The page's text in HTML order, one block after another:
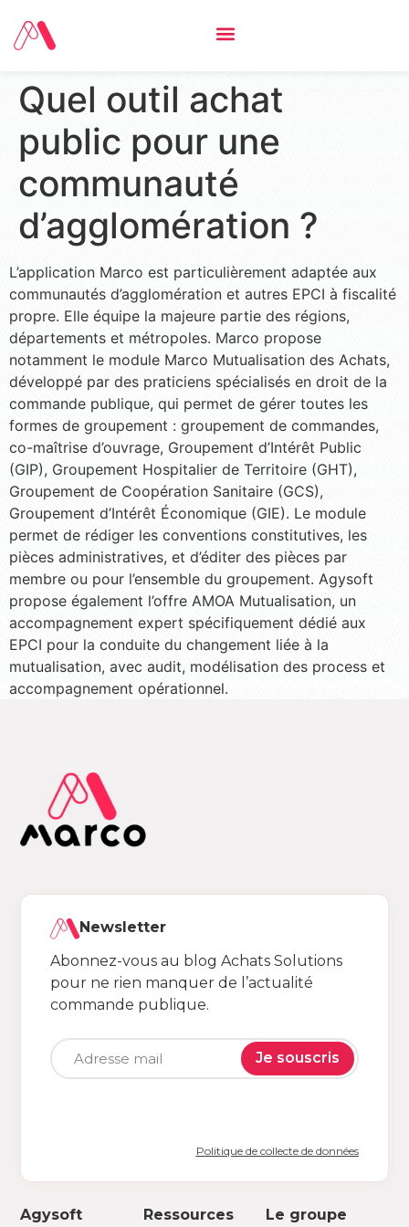
Quel outil achat
public pour une
communauté
d’agglomération ?
L’application Marco est particulièrement adaptée aux
communautés d’agglomération et autres EPCI à fiscalité
propre. Elle équipe la majeure partie des régions,
départements et métropoles. Marco propose
notamment le module Marco Mutualisation des Achats,
développé par des praticiens spécialisés en droit de la
commande publique, qui permet de gérer toutes les
formes de groupement : groupement de commandes,
co-maîtrise d’ouvrage, Groupement d’Intérêt Public
(GIP), Groupement Hospitalier de Territoire (GHT),
Groupement de Coopération Sanitaire (GCS),
Groupement d’Intérêt Économique (GIE). Le module
permet de rédiger les conventions constitutives, les
pièces administratives, et d’éditer des pièces par
membre ou pour l’ensemble du groupement. Agysoft
propose également l’offre AMOA Mutualisation, un
accompagnement expert spécifiquement dédié aux
EPCI pour la conduite du changement liée à la
mutualisation, avec audit, modélisation des process et
accompagnement opérationnel.
Agysoft Ressources Le groupe
Newsletter
Abonnez-vous au blog Achats Solutions
pour ne rien manquer de l’actualité
commande publique.
Je souscris
Politique de collecte de données